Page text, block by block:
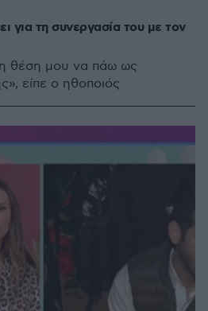
για τη συνεργασία του με τον
η θέση μου να πάω ως
είπε ο ηθοποιός